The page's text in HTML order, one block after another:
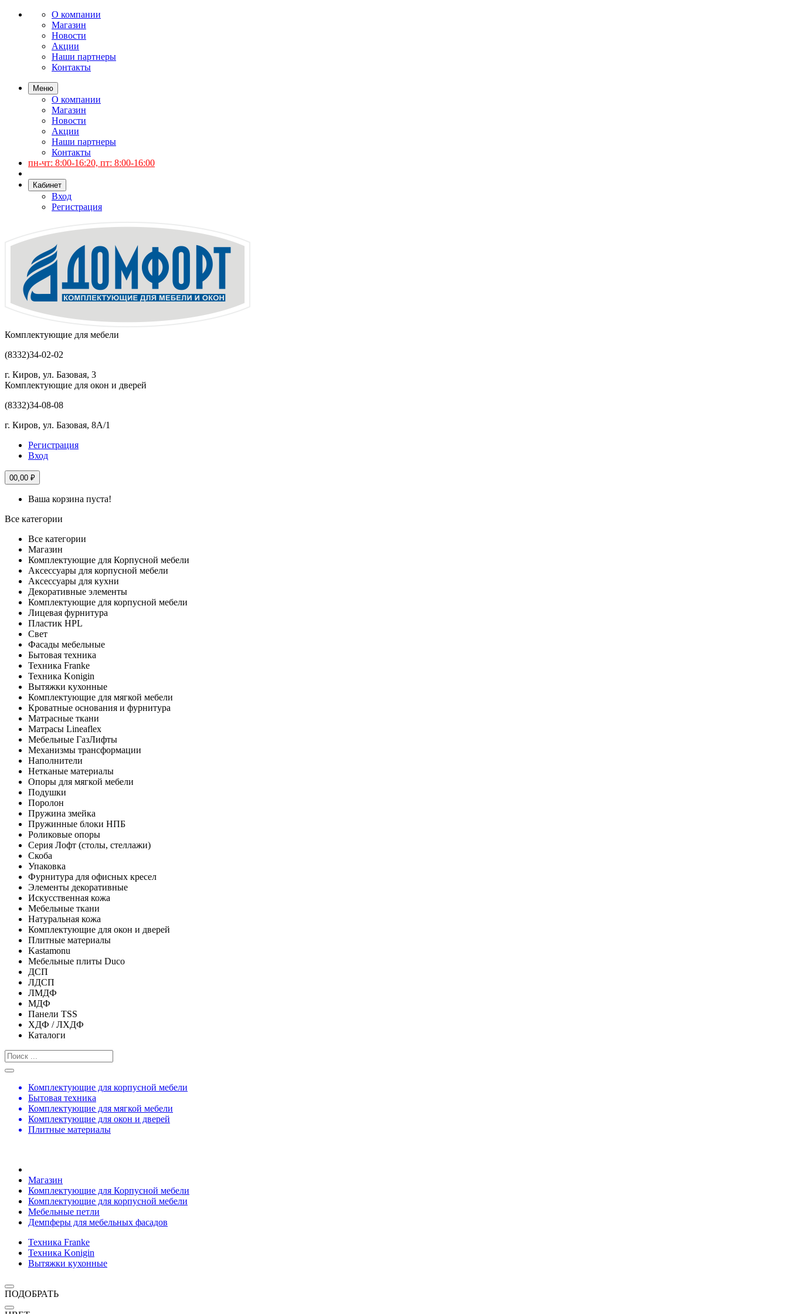
О компании
Магазин
Новости
Акции
Наши партнеры
Контакты
Меню
О компании
Магазин
Новости
Акции
Наши партнеры
Контакты
пн-чт: 8:00-16:20, пт: 8:00-16:00
Кабинет
Вход
Регистрация
Комплектующие для мебели
(8332)34-02-02
г. Киров, ул. Базовая, 3
Комплектующие для окон и дверей
(8332)34-08-08
г. Киров, ул. Базовая, 8А/1
Регистрация
Вход
00,00 ₽
Ваша корзина пуста!
Все категории
Все категории
Магазин
Комплектующие для Корпусной мебели
Аксессуары для корпусной мебели
Аксессуары для кухни
Декоративные элементы
Комплектующие для корпусной мебели
Лицевая фурнитура
Пластик HPL
Свет
Фасады мебельные
Бытовая техника
Техника Franke
Техника Konigin
Вытяжки кухонные
Комплектующие для мягкой мебели
Кроватные основания и фурнитура
Матрасные ткани
Матрасы Lineaflex
Мебельные ГазЛифты
Механизмы трансформации
Наполнители
Нетканые материалы
Опоры для мягкой мебели
Подушки
Поролон
Пружина змейка
Пружинные блоки НПБ
Роликовые опоры
Серия Лофт (столы, стеллажи)
Скоба
Упаковка
Фурнитура для офисных кресел
Элементы декоративные
Искусственная кожа
Мебельные ткани
Натуральная кожа
Комплектующие для окон и дверей
Плитные материалы
Kastamonu
Мебельные плиты Duco
ДСП
ЛДСП
ЛМДФ
МДФ
Панели TSS
ХДФ / ЛХДФ
Каталоги
Комплектующие для корпусной мебели
Бытовая техника
Комплектующие для мягкой мебели
Комплектующие для окон и дверей
Плитные материалы
Магазин
Комплектующие для Корпусной мебели
Комплектующие для корпусной мебели
Мебельные петли
Демпферы для мебельных фасадов
Техника Franke
Техника Konigin
Вытяжки кухонные
ПОДОБРАТЬ